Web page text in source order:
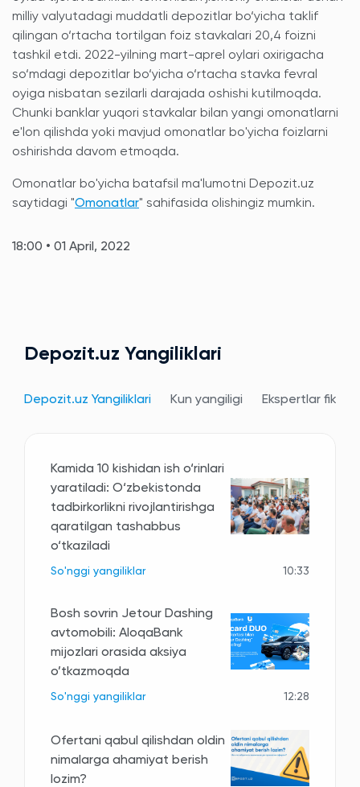
milliy valyutadagi muddatli depozitlar bo‘yicha taklif
qilingan o‘rtacha tortilgan foiz stavkalari 20,4 foizni
tashkil etdi. 2022-yilning mart-aprel oylari oxirigacha
so‘mdagi depozitlar bo‘yicha o‘rtacha stavka fevral
oyiga nisbatan sezilarli darajada oshishi kutilmoqda.
Chunki banklar yuqori stavkalar bilan yangi omonatlarni
e'lon qilishda yoki mavjud omonatlar bo'yicha foizlarni
oshirishda davom etmoqda.
Omonatlar bo'yicha batafsil ma'lumotni Depozit.uz
saytidagi "Omonatlar" sahifasida olishingiz mumkin.
18:00 • 01 April, 2022
Depozit.uz Yangiliklari
Depozit.uz Yangiliklari Kun yangiligi Ekspertlar fikri
Kamida 10 kishidan ish o‘rinlari
yaratiladi: O‘zbekistonda
tadbirkorlikni rivojlantirishga
qaratilgan tashabbus
o‘tkaziladi
So'nggi yangiliklar 10:33
Bosh sovrin Jetour Dashing
avtomobili: AloqaBank
mijozlari orasida aksiya
o’tkazmoqda
So'nggi yangiliklar 12:28
Ofertani qabul qilishdan oldin
nimalarga ahamiyat berish
lozim?